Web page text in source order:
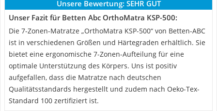
Unsere Bewertung: SEHR GUT
Unser Fazit für Betten Abc OrthoMatra KSP-500:
Die 7-Zonen-Matratze „OrthoMatra KSP-500“ von Betten-ABC
ist in verschiedenen Größen und Härtegraden erhältlich. Sie
bietet eine ergonomische 7-Zonen-Aufteilung für eine
optimale Unterstützung des Körpers. Uns ist positiv
aufgefallen, dass die Matratze nach deutschen
Qualitätsstandards hergestellt und zudem nach Oeko-Tex-
Standard 100 zertifiziert ist.